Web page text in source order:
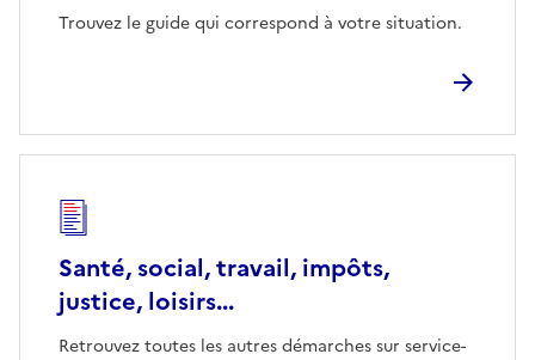
Trouvez le guide qui correspond à votre situation.
Santé, social, travail, impôts,
justice, loisirs...
Retrouvez toutes les autres démarches sur service-